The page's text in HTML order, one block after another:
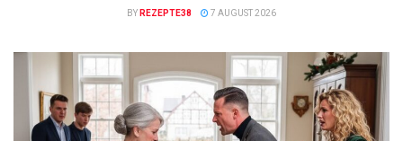
BY REZEPTE38 7 AUGUST 2026